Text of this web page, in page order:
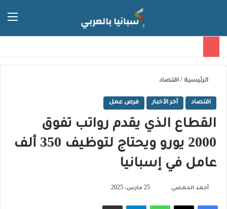
الرئيسية / اقتصاد
اقتصاد آخر الأخبار فرص عمل
القطاع الذي يقدم رواتب تفوق
2000 يورو ويحتاج لتوظيف 350 ألف
عامل في إسبانيا
أحمد الحمصي 25 مارس، 2025
فيسبوك‫X واتساب تيلقرام مشاركة عبر البريد